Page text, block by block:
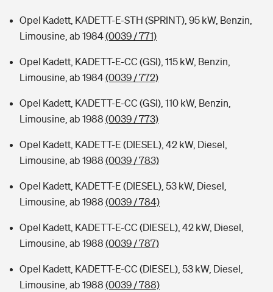
Opel Kadett, KADETT-E-STH (SPRINT), 95 kW, Benzin,
Limousine, ab 1984(0039 / 771)
Opel Kadett, KADETT-E-CC (GSI), 115 kW, Benzin,
Limousine, ab 1984(0039 / 772)
Opel Kadett, KADETT-E-CC (GSI), 110 kW, Benzin,
Limousine, ab 1988 (0039 / 773)
Opel Kadett, KADETT-E (DIESEL), 42 kW, Diesel,
Limousine, ab 1988 (0039 / 783)
Opel Kadett, KADETT-E (DIESEL), 53 kW, Diesel,
Limousine, ab 1988 (0039 / 784)
Opel Kadett, KADETT-E-CC (DIESEL), 42 kW, Diesel,
Limousine, ab 1988 (0039 / 787)
Opel Kadett, KADETT-E-CC (DIESEL), 53 kW, Diesel,
Limousine, ab 1988 (0039 / 788)